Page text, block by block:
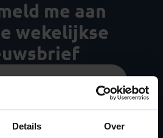
Details Over
me aan
wekelijkse